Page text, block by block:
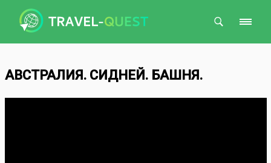
Поиск
АВСТРАЛИЯ. СИДНЕЙ. БАШНЯ.